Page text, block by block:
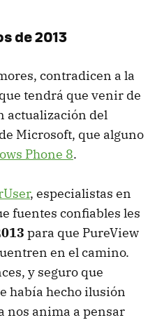
de 2013
contradicen a la
tendrá que venir de
actualización del
Microsoft, que alguno
Phone 8.
, especialistas en
fuentes confiables les
para que PureView
en el camino.
y seguro que
había hecho ilusión
nos anima a pensar